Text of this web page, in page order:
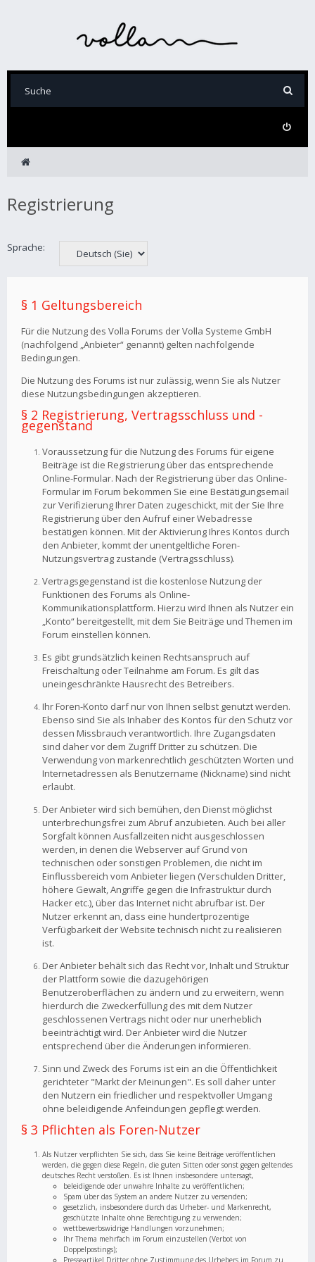
Registrierung
Sprache:
§ 1 Geltungsbereich
Für die Nutzung des Volla Forums der Volla Systeme GmbH
(nachfolgend „Anbieter“ genannt) gelten nachfolgende
Bedingungen.
Die Nutzung des Forums ist nur zulässig, wenn Sie als Nutzer
diese Nutzungsbedingungen akzeptieren.
§ 2 Registrierung, Vertragsschluss und -
gegenstand
Voraussetzung für die Nutzung des Forums für eigene
Beiträge ist die Registrierung über das entsprechende
Online-Formular. Nach der Registrierung über das Online-
Formular im Forum bekommen Sie eine Bestätigungsemail
zur Verifizierung Ihrer Daten zugeschickt, mit der Sie Ihre
Registrierung über den Aufruf einer Webadresse
bestätigen können. Mit der Aktivierung Ihres Kontos durch
den Anbieter, kommt der unentgeltliche Foren-
Nutzungsvertrag zustande (Vertragsschluss).
Vertragsgegenstand ist die kostenlose Nutzung der
Funktionen des Forums als Online-
Kommunikationsplattform. Hierzu wird Ihnen als Nutzer ein
„Konto“ bereitgestellt, mit dem Sie Beiträge und Themen im
Forum einstellen können.
Es gibt grundsätzlich keinen Rechtsanspruch auf
Freischaltung oder Teilnahme am Forum. Es gilt das
uneingeschränkte Hausrecht des Betreibers.
Ihr Foren-Konto darf nur von Ihnen selbst genutzt werden.
Ebenso sind Sie als Inhaber des Kontos für den Schutz vor
dessen Missbrauch verantwortlich. Ihre Zugangsdaten
sind daher vor dem Zugriff Dritter zu schützen. Die
Verwendung von markenrechtlich geschützten Worten und
Internetadressen als Benutzername (Nickname) sind nicht
erlaubt.
Der Anbieter wird sich bemühen, den Dienst möglichst
unterbrechungsfrei zum Abruf anzubieten. Auch bei aller
Sorgfalt können Ausfallzeiten nicht ausgeschlossen
werden, in denen die Webserver auf Grund von
technischen oder sonstigen Problemen, die nicht im
Einflussbereich vom Anbieter liegen (Verschulden Dritter,
höhere Gewalt, Angriffe gegen die Infrastruktur durch
Hacker etc.), über das Internet nicht abrufbar ist. Der
Nutzer erkennt an, dass eine hundertprozentige
Verfügbarkeit der Website technisch nicht zu realisieren
ist.
Der Anbieter behält sich das Recht vor, Inhalt und Struktur
der Plattform sowie die dazugehörigen
Benutzeroberflächen zu ändern und zu erweitern, wenn
hierdurch die Zweckerfüllung des mit dem Nutzer
geschlossenen Vertrags nicht oder nur unerheblich
beeinträchtigt wird. Der Anbieter wird die Nutzer
entsprechend über die Änderungen informieren.
Sinn und Zweck des Forums ist ein an die Öffentlichkeit
gerichteter "Markt der Meinungen". Es soll daher unter
den Nutzern ein friedlicher und respektvoller Umgang
ohne beleidigende Anfeindungen gepflegt werden.
§ 3 Pflichten als Foren-Nutzer
Als Nutzer verpflichten Sie sich, dass Sie keine Beiträge veröffentlichen
werden, die gegen diese Regeln, die guten Sitten oder sonst gegen geltendes
deutsches Recht verstoßen. Es ist Ihnen insbesondere untersagt,
beleidigende oder unwahre Inhalte zu veröffentlichen;
Spam über das System an andere Nutzer zu versenden;
gesetzlich, insbesondere durch das Urheber- und Markenrecht,
geschützte Inhalte ohne Berechtigung zu verwenden;
wettbewerbswidrige Handlungen vorzunehmen;
Ihr Thema mehrfach im Forum einzustellen (Verbot von
Doppelpostings);
Presseartikel Dritter ohne Zustimmung des Urhebers im Forum zu